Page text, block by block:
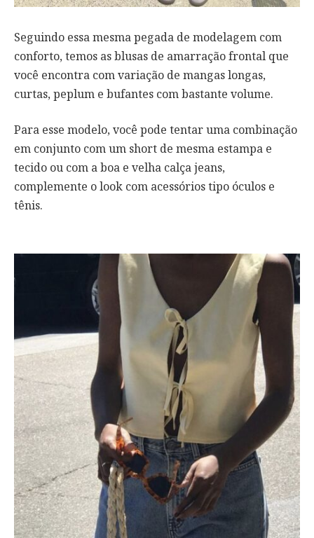
Seguindo essa mesma pegada de modelagem com
conforto, temos as blusas de amarração frontal que
você encontra com variação de mangas longas,
curtas, peplum e bufantes com bastante volume.
Para esse modelo, você pode tentar uma combinação
em conjunto com um short de mesma estampa e
tecido ou com a boa e velha calça jeans,
complemente o look com acessórios tipo óculos e
tênis.